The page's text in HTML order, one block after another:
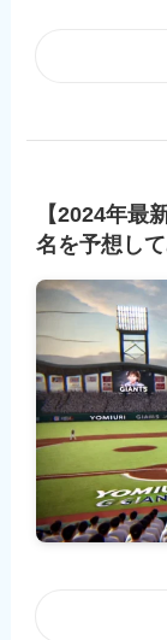
【2024年最
名を予想して